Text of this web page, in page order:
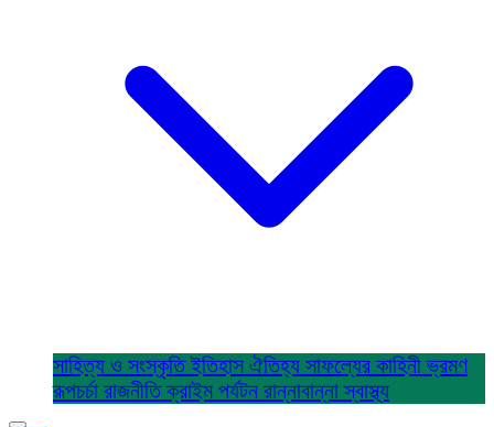
সাহিত্য ও সংস্কৃতিইতিহাস ঐতিহ্য সাফল্যের কাহিনীভ্রমণ
রূপচর্চা রাজনীতিক্রাইম পর্যটন রান্নাবান্নাস্বাস্থ্য